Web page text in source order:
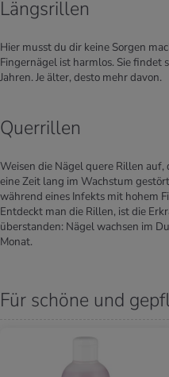
Längsrillen
Hier musst du dir keine Sorgen
Fingernägel ist harmlos. Sie findet
Jahren. Je älter, desto mehr davon.
Querrillen
Weisen die Nägel quere Rillen auf,
eine Zeit lang im Wachstum
während eines Infekts mit hohem
Entdeckt man die Rillen, ist die
überstanden: Nägel wachsen im
Monat.
Für schöne und